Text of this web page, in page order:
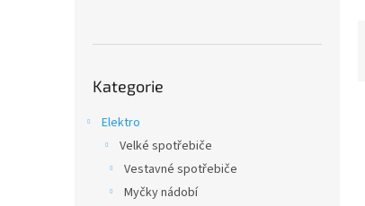
kategorie
Kategorie
Elektro
Velké spotřebiče
Vestavné spotřebiče
Myčky nádobí